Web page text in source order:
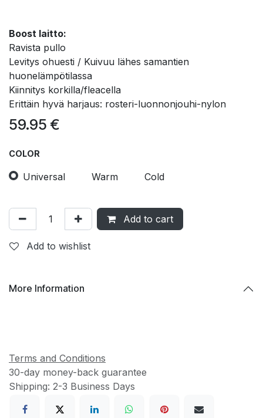
Boost laitto:
Ravista pullo
Levitys ohuesti / Kuivuu lähes samantien
huonelämpötilassa
Kiinnitys korkilla/fleacella
Erittäin hyvä harjaus: rosteri-luonnonjouhi-nylon
59.95 €
COLOR
Universal Warm Cold
Add to cart
Add to wishlist
More Information
Terms and Conditions
30-day money-back guarantee
Shipping: 2-3 Business Days